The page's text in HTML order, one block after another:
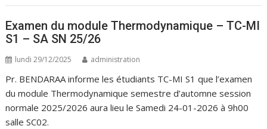
Examen du module Thermodynamique – TC-MI
S1 – SA SN 25/26
lundi 29/12/2025 administration
Pr. BENDARAA informe les étudiants TC-MI S1 que l’examen
du module Thermodynamique semestre d’automne session
normale 2025/2026 aura lieu le Samedi 24-01-2026 à 9h00
salle SC02.